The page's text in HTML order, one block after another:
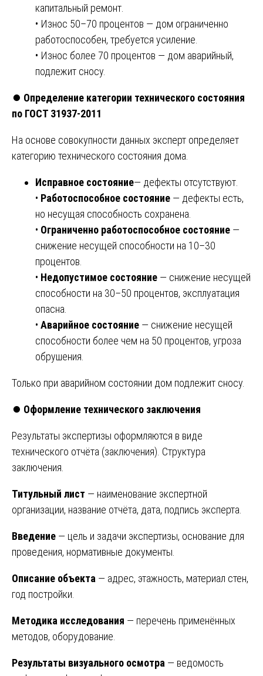
капитальный ремонт.
• Износ 50–70 процентов — дом ограниченно
работоспособен, требуется усиление.
• Износ более 70 процентов — дом аварийный,
подлежит сносу.
⏺️ Определение категории технического состояния
по ГОСТ 31937-2011
На основе совокупности данных эксперт определяет
категорию технического состояния дома.
Исправное состояние— дефекты отсутствуют.
• Работоспособное состояние — дефекты есть,
но несущая способность сохранена.
• Ограниченно работоспособное состояние —
снижение несущей способности на 10–30
процентов.
• Недопустимое состояние — снижение несущей
способности на 30–50 процентов, эксплуатация
опасна.
• Аварийное состояние — снижение несущей
способности более чем на 50 процентов, угроза
обрушения.
Только при аварийном состоянии дом подлежит сносу.
⏺️ Оформление технического заключения
Результаты экспертизы оформляются в виде
технического отчёта (заключения). Структура
заключения.
Титульный лист — наименование экспертной
организации, название отчёта, дата, подпись эксперта.
Введение — цель и задачи экспертизы, основание для
проведения, нормативные документы.
Описание объекта — адрес, этажность, материал стен,
год постройки.
Методика исследования — перечень применённых
методов, оборудование.
Результаты визуального осмотра — ведомость